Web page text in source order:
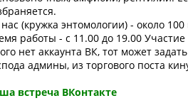
(кружка энтомологии) - около
работы - с 11.00 до 19.00
нет аккаунта ВК, тот может
админы, из торгового поста
встреча ВКонтакте